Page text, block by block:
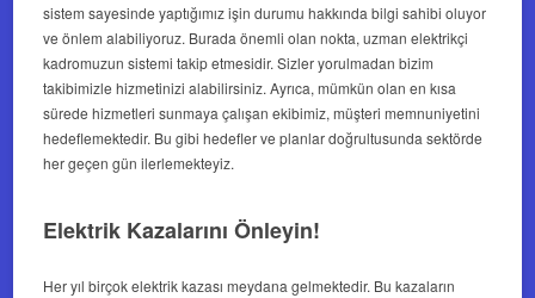
sistem sayesinde yaptığımız işin durumu hakkında bilgi sahibi oluyor
ve önlem alabiliyoruz. Burada önemli olan nokta, uzman elektrikçi
kadromuzun sistemi takip etmesidir. Sizler yorulmadan bizim
takibimizle hizmetinizi alabilirsiniz. Ayrıca, mümkün olan en kısa
sürede hizmetleri sunmaya çalışan ekibimiz, müşteri memnuniyetini
hedeflemektedir. Bu gibi hedefler ve planlar doğrultusunda sektörde
her geçen gün ilerlemekteyiz.
Elektrik Kazalarını Önleyin!
Her yıl birçok elektrik kazası meydana gelmektedir. Bu kazaların